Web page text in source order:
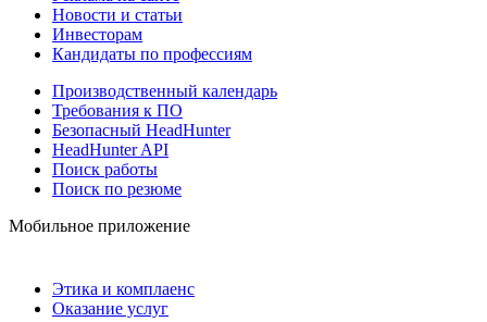
Новости и статьи
Инвесторам
Кандидаты по профессиям
Производственный календарь
Требования к ПО
Безопасный HeadHunter
HeadHunter API
Поиск работы
Поиск по резюме
Мобильное приложение
Этика и комплаенс
Оказание услуг